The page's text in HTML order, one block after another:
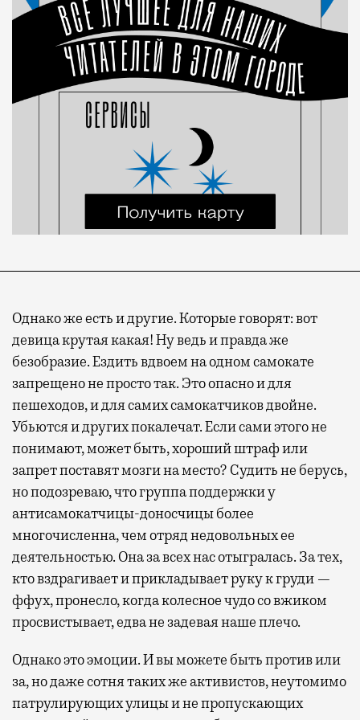
Однако же есть и другие. Которые говорят: вот
девица крутая какая! Ну ведь и правда же
безобразие. Ездить вдвоем на одном самокате
запрещено не просто так. Это опасно и для
пешеходов, и для самих самокатчиков двойне.
Убьются и других покалечат. Если сами этого не
понимают, может быть, хороший штраф или
запрет поставят мозги на место? Судить не берусь,
но подозреваю, что группа поддержки у
антисамокатчицы-доносчицы более
многочисленна, чем отряд недовольных ее
деятельностью. Она за всех нас отыгралась. За тех,
кто вздрагивает и прикладывает руку к груди —
ффух, пронесло, когда колесное чудо со вжиком
просвистывает, едва не задевая наше плечо.
Однако это эмоции. И вы можете быть против или
за, но даже сотня таких же активистов, неутомимо
патрулирующих улицы и не пропускающих